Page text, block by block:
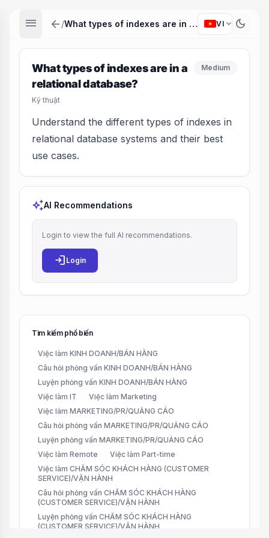
menu arrow_back / What types of indexes are in a relational database? VI expand_more dark_mode
What types of indexes are in a
relational database?
Kỹ thuật
Medium
Understand the different types of indexes in
relational database systems and their best
use cases.
auto_awesomeAI Recommendations
Login to view the full AI recommendations.
login Login
Tìm kiếm phổ biến
Việc làm KINH DOANH/BÁN HÀNG
Câu hỏi phỏng vấn KINH DOANH/BÁN HÀNG
Luyện phỏng vấn KINH DOANH/BÁN HÀNG
Việc làm IT
Việc làm Marketing
Việc làm MARKETING/PR/QUẢNG CÁO
Câu hỏi phỏng vấn MARKETING/PR/QUẢNG CÁO
Luyện phỏng vấn MARKETING/PR/QUẢNG CÁO
Việc làm Remote
Việc làm Part-time
Việc làm CHĂM SÓC KHÁCH HÀNG (CUSTOMER
SERVICE)/VẬN HÀNH
Câu hỏi phỏng vấn CHĂM SÓC KHÁCH HÀNG
(CUSTOMER SERVICE)/VẬN HÀNH
Luyện phỏng vấn CHĂM SÓC KHÁCH HÀNG
(CUSTOMER SERVICE)/VẬN HÀNH